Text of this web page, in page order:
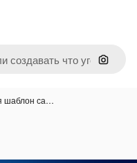
Поиск
шаблон са…